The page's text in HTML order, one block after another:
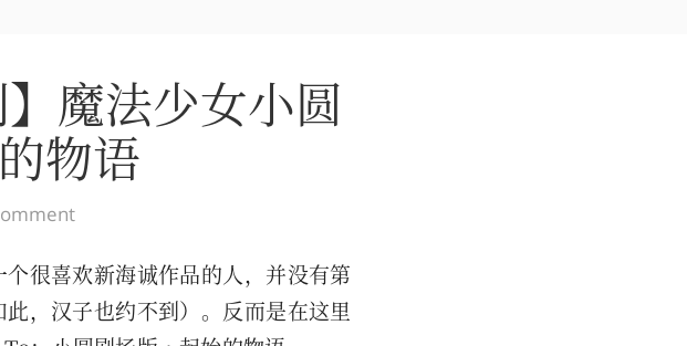
】魔法少女小圆
物语
很喜欢新海诚作品的人，并没有第
，汉子也约不到）。反而是在这里